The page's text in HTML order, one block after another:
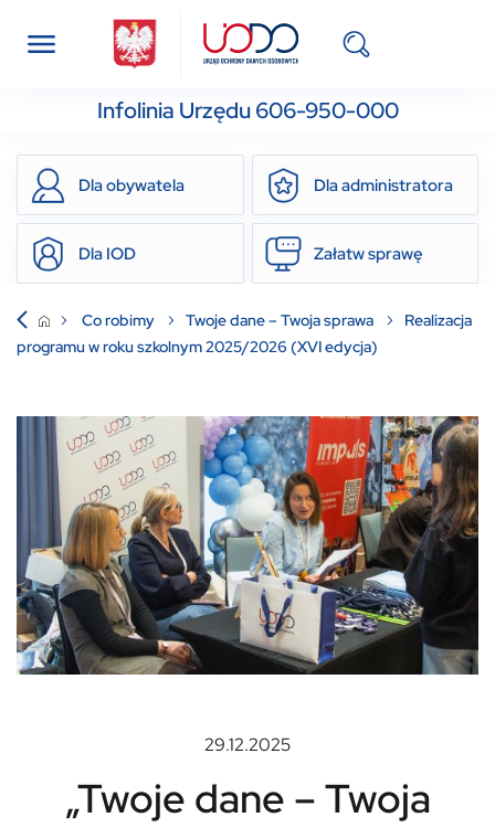
Infolinia Urzędu 606-950-000
Dla obywatela Dla administratora
Dla IOD Załatw sprawę
Co robimy Twoje dane – Twoja sprawa
Realizacja
programu w roku szkolnym 2025/2026 (XVI edycja)
29.12.2025
„Twoje dane – Twoja